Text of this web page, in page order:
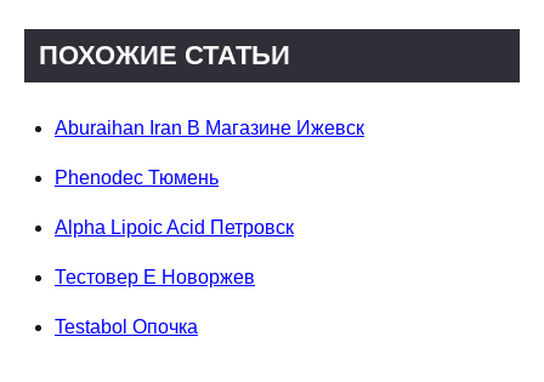
ПОХОЖИЕ СТАТЬИ
Aburaihan Iran В Магазине Ижевск
Phenodec Тюмень
Alpha Lipoic Acid Петровск
Тестовер Е Новоржев
Testabol Опочка